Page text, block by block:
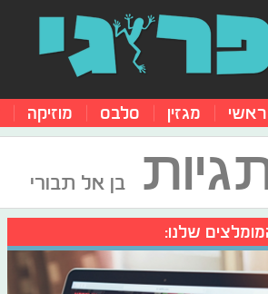
ראשי מגזין סלבס מוזיקה
בן אל תבורי
שלנו: